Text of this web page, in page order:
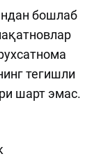
бошлаб
тегишли
шарт эмас.